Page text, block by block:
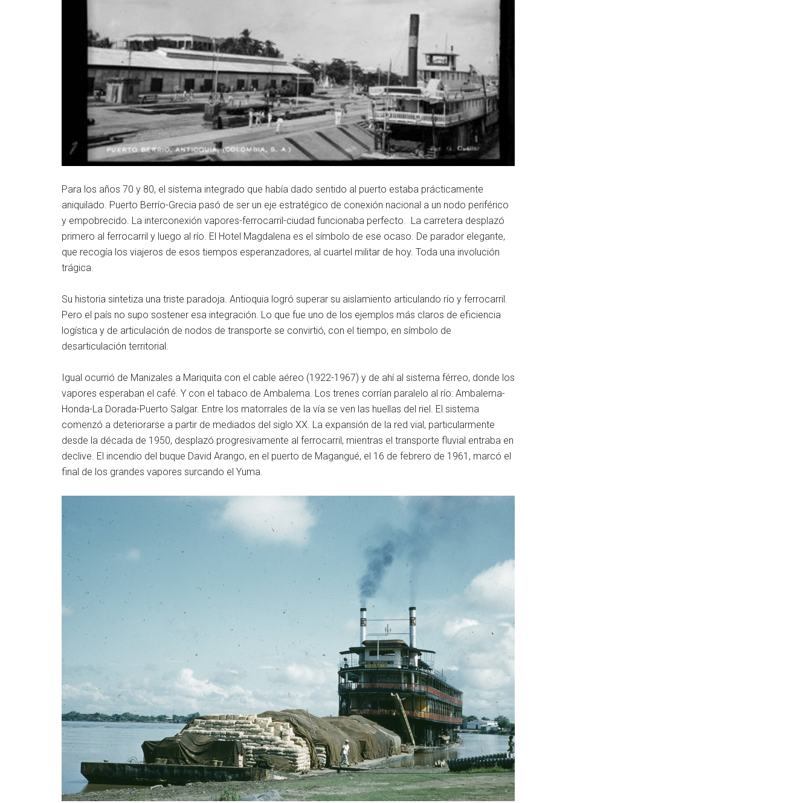
Para los años 70 y 80, el sistema integrado que había dado sentido al puerto estaba prácticamente
aniquilado. Puerto Berrío-Grecia pasó de ser un eje estratégico de conexión nacional a un nodo periférico
y empobrecido. La interconexión vapores-ferrocarril-ciudad funcionaba perfecto. La carretera desplazó
primero al ferrocarril y luego al río. El Hotel Magdalena es el símbolo de ese ocaso. De parador elegante,
que recogía los viajeros de esos tiempos esperanzadores, al cuartel militar de hoy. Toda una involución
trágica.
Su historia sintetiza una triste paradoja. Antioquia logró superar su aislamiento articulando río y ferrocarril.
Pero el país no supo sostener esa integración. Lo que fue uno de los ejemplos más claros de eficiencia
logística y de articulación de nodos de transporte se convirtió, con el tiempo, en símbolo de
desarticulación territorial.
Igual ocurrió de Manizales a Mariquita con el cable aéreo (1922-1967) y de ahí al sistema férreo, donde los
vapores esperaban el café. Y con el tabaco de Ambalema. Los trenes corrían paralelo al río: Ambalema-
Honda-La Dorada-Puerto Salgar. Entre los matorrales de la vía se ven las huellas del riel. El sistema
comenzó a deteriorarse a partir de mediados del siglo XX. La expansión de la red vial, particularmente
desde la década de 1950, desplazó progresivamente al ferrocarril, mientras el transporte fluvial entraba en
declive. El incendio del buque David Arango, en el puerto de Magangué, el 16 de febrero de 1961, marcó el
final de los grandes vapores surcando el Yuma.